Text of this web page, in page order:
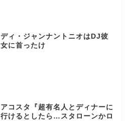
ディ・ジャンナントニオはDJ彼
女に首ったけ
アコスタ『超有名人とディナーに
行けるとしたら…スタローンかロ